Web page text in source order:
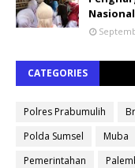
Nasional
CATEGORIES
Polres Prabumulih
Polda Sumsel
Muba
Pemerintahan